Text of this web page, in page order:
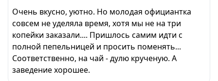
Очень вкусно, уютно. Но молодая официантка
совсем не уделяла время, хотя мы не на три
копейки заказали.... Пришлось самим идти с
полной пепельницей и просить поменять...
Соответственно, на чай - дулю крученую. А
заведение хорошее.